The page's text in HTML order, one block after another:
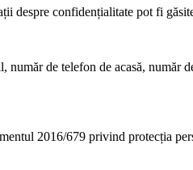
despre confidențialitate pot fi
de telefon de acasă, număr
2016/679 privind protecția